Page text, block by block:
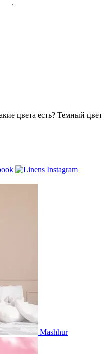
цвета есть? Темный цвет
Mashhur